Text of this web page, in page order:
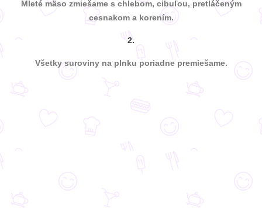
Mleté mäso zmiešame s chlebom, cibuľou, pretláčeným
cesnakom a korením.
2.
Všetky suroviny na plnku poriadne premiešame.